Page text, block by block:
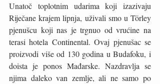
Unatoč toplotnim udarima koji izazivaju
Riječane krajem lipnja, uživali smo u Törley
pjenušcu koji nas je trgnuo od vrućine na
terasi hotela Continental. Ovaj pjenušac se
proizvodi više od 130 godina u Budafoku, i
doista je ponos Mađarske. Nazdravlja se
njima daleko van zemlje, ali ne samo po